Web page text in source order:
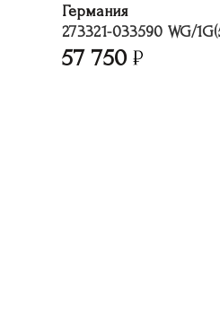
Германия
273321-033590 WG/
57 750